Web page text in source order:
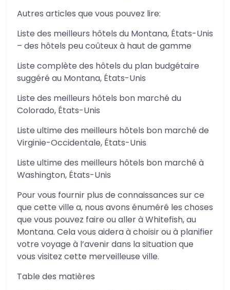
Autres articles que vous pouvez lire:
Liste des meilleurs hôtels du Montana, États-Unis
– des hôtels peu coûteux à haut de gamme
Liste complète des hôtels du plan budgétaire
suggéré au Montana, États-Unis
Liste des meilleurs hôtels bon marché du
Colorado, États-Unis
Liste ultime des meilleurs hôtels bon marché de
Virginie-Occidentale, États-Unis
Liste ultime des meilleurs hôtels bon marché à
Washington, États-Unis
Pour vous fournir plus de connaissances sur ce
que cette ville a, nous avons énuméré les choses
que vous pouvez faire ou aller à Whitefish, au
Montana. Cela vous aidera à choisir ou à planifier
votre voyage à l’avenir dans la situation que
vous visitez cette merveilleuse ville.
Table des matières